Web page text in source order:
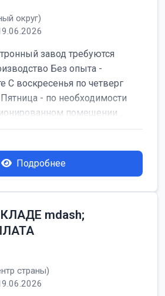
округ)
завод требуются
Без опыта -
С воскресенья по четверг
- по необходимости
помещении ...
Подробнее
mdash;
страны)